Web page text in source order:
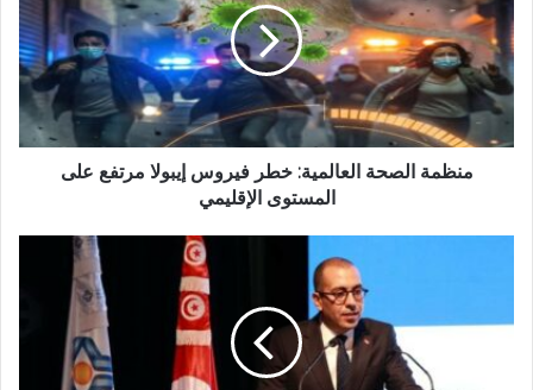
منظمة الصحة العالمية: خطر فيروس إيبولا مرتفع على
المستوى الإقليمي